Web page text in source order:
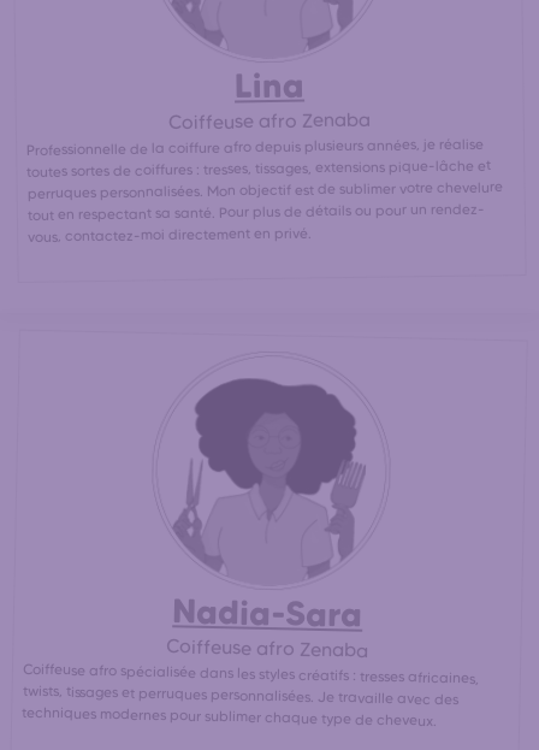
Lina
Coiffeuse afro Zenaba
Professionnelle de la coiffure afro depuis plusieurs années, je réalise
toutes sortes de coiffures : tresses, tissages, extensions pique-lâche et
perruques personnalisées. Mon objectif est de sublimer votre chevelure
tout en respectant sa santé. Pour plus de détails ou pour un rendez-
vous, contactez-moi directement en privé.
Nadia-Sara
Coiffeuse afro Zenaba
Coiffeuse afro spécialisée dans les styles créatifs : tresses africaines,
twists, tissages et perruques personnalisées. Je travaille avec des
techniques modernes pour sublimer chaque type de cheveux.